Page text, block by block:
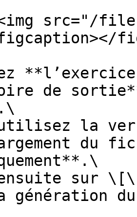
src="/files/
de
la
du
sur
génération